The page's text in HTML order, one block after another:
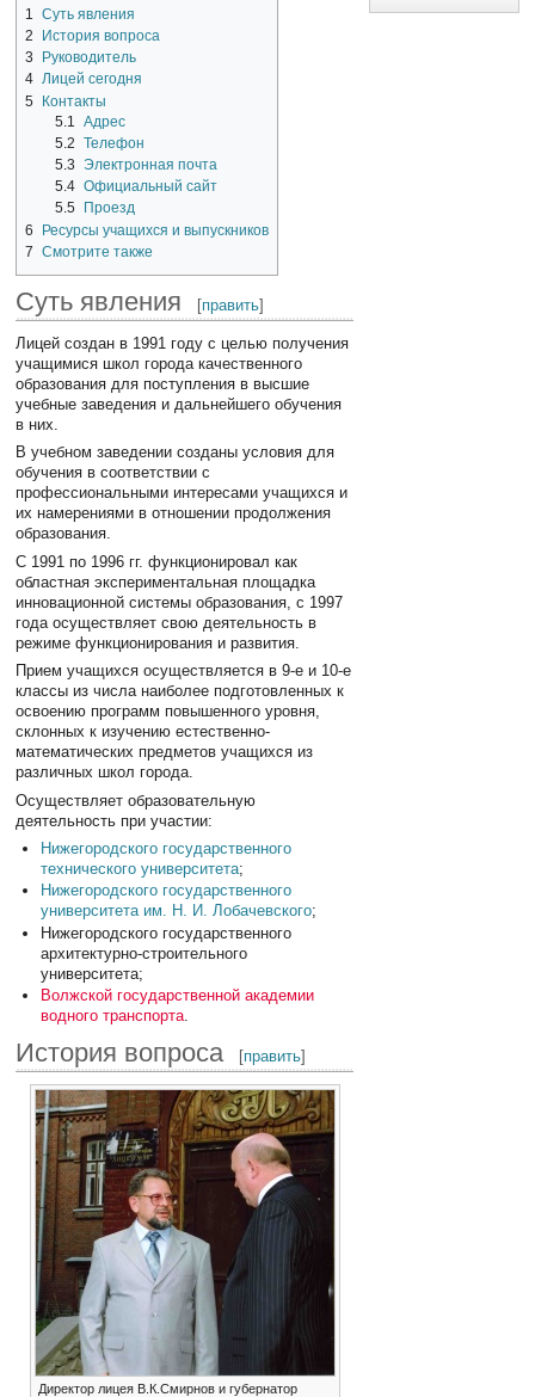
1
Суть явления
2
История вопроса
3
Руководитель
4 Лицей сегодня
5 Контакты
5.1
Адрес
5.2 Телефон
5.3 Электронная почта
5.4 Официальный сайт
5.5
Проезд
6
Ресурсы учащихся и выпускников
7
Смотрите также
Суть явления [править]
Лицей создан в 1991 году с целью получения
учащимися школ города качественного
образования для поступления в высшие
учебные заведения и дальнейшего обучения
в них.
В учебном заведении созданы условия для
обучения в соответствии с
профессиональными интересами учащихся и
их намерениями в отношении продолжения
образования.
С 1991 по 1996 гг. функционировал как
областная экспериментальная площадка
инновационной системы образования, с 1997
года осуществляет свою деятельность в
режиме функционирования и развития.
Прием учащихся осуществляется в 9-е и 10-е
классы из числа наиболее подготовленных к
освоению программ повышенного уровня,
склонных к изучению естественно-
математических предметов учащихся из
различных школ города.
Осуществляет образовательную
деятельность при участии:
Нижегородского государственного
технического университета;
Нижегородского государственного
университета им. Н. И. Лобачевского;
Нижегородского государственного
архитектурно-строительного
университета;
Волжской государственной академии
водного транспорта.
История вопроса [править]
Директор лицея В.К.Смирнов и губернатор